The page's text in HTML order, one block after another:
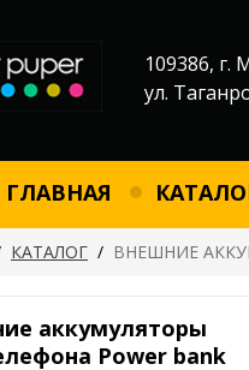
109386, г.
ул.
ГЛАВНАЯ
КАТАЛОГ / ВНЕШНИЕ
аккумуляторы
Power bank